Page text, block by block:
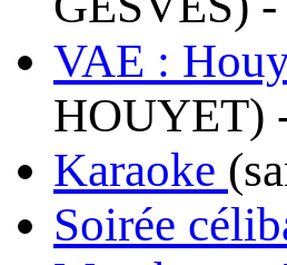
VAE :
HOUYET)
Karaoke
Soirée